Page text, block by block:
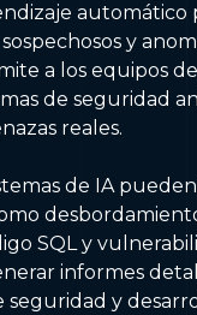
automático
y
a los equipos
de seguridad
reales.
de IA
SQL y
informes
seguridad y